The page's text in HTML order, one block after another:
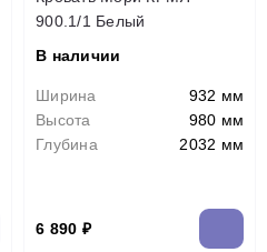
900.1/1 Белый
В наличии
Ширина
932 мм
Высота
980 мм
Глубина
2032 мм
6 890 ₽